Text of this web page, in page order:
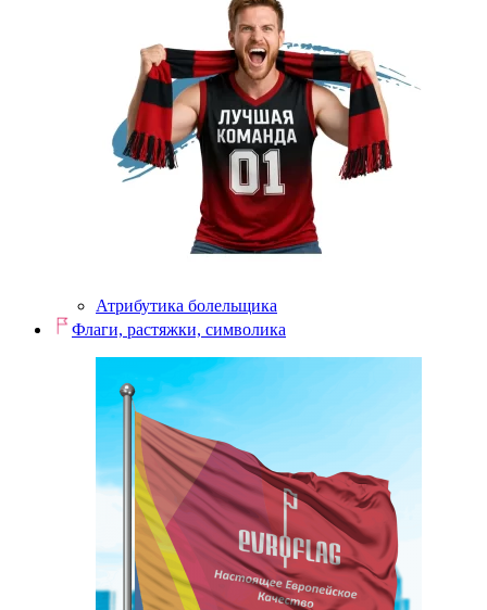
Атрибутика болельщика
Флаги, растяжки, символика